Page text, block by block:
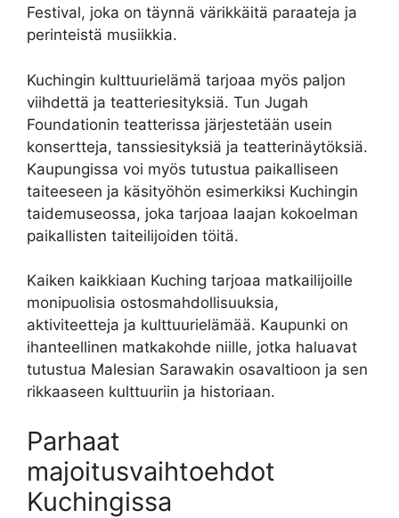
Festival, joka on täynnä värikkäitä paraateja ja
perinteistä musiikkia.
Kuchingin kulttuurielämä tarjoaa myös paljon
viihdettä ja teatteriesityksiä. Tun Jugah
Foundationin teatterissa järjestetään usein
konsertteja, tanssiesityksiä ja teatterinäytöksiä.
Kaupungissa voi myös tutustua paikalliseen
taiteeseen ja käsityöhön esimerkiksi Kuchingin
taidemuseossa, joka tarjoaa laajan kokoelman
paikallisten taiteilijoiden töitä.
Kaiken kaikkiaan Kuching tarjoaa matkailijoille
monipuolisia ostosmahdollisuuksia,
aktiviteetteja ja kulttuurielämää. Kaupunki on
ihanteellinen matkakohde niille, jotka haluavat
tutustua Malesian Sarawakin osavaltioon ja sen
rikkaaseen kulttuuriin ja historiaan.
Parhaat
majoitusvaihtoehdot
Kuchingissa